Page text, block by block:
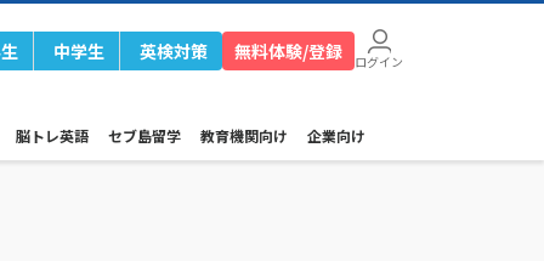
中学生 英検対策 無料体験/登録 ログイン
脳トレ英語 セブ島留学 教育機関向け 企業向け